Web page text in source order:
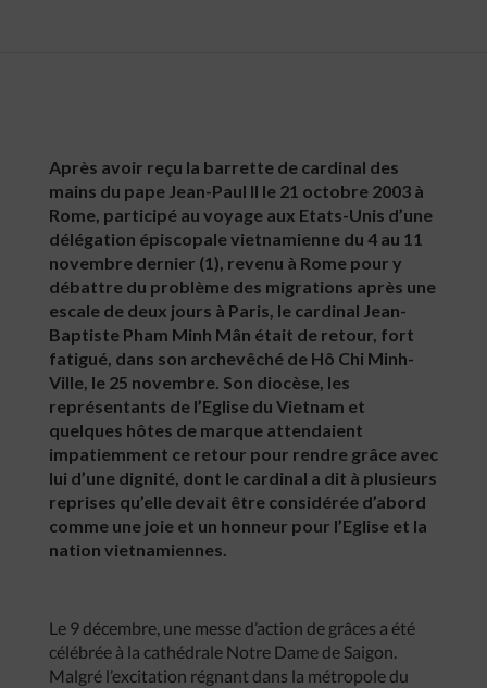
Après avoir reçu la barrette de cardinal des
mains du pape Jean-Paul II le 21 octobre 2003 à
Rome, participé au voyage aux Etats-Unis d’une
délégation épiscopale vietnamienne du 4 au 11
novembre dernier (1), revenu à Rome pour y
débattre du problème des migrations après une
escale de deux jours à Paris, le cardinal Jean-
Baptiste Pham Minh Mân était de retour, fort
fatigué, dans son archevêché de Hô Chi Minh-
Ville, le 25 novembre. Son diocèse, les
représentants de l’Eglise du Vietnam et
quelques hôtes de marque attendaient
impatiemment ce retour pour rendre grâce avec
lui d’une dignité, dont le cardinal a dit à plusieurs
reprises qu’elle devait être considérée d’abord
comme une joie et un honneur pour l’Eglise et la
nation vietnamiennes.
Le 9 décembre, une messe d’action de grâces a été
célébrée à la cathédrale Notre Dame de Saigon.
Malgré l’excitation régnant dans la métropole du